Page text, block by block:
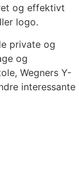
og effektivt
logo.
private og
og
Wegners Y-
interessante